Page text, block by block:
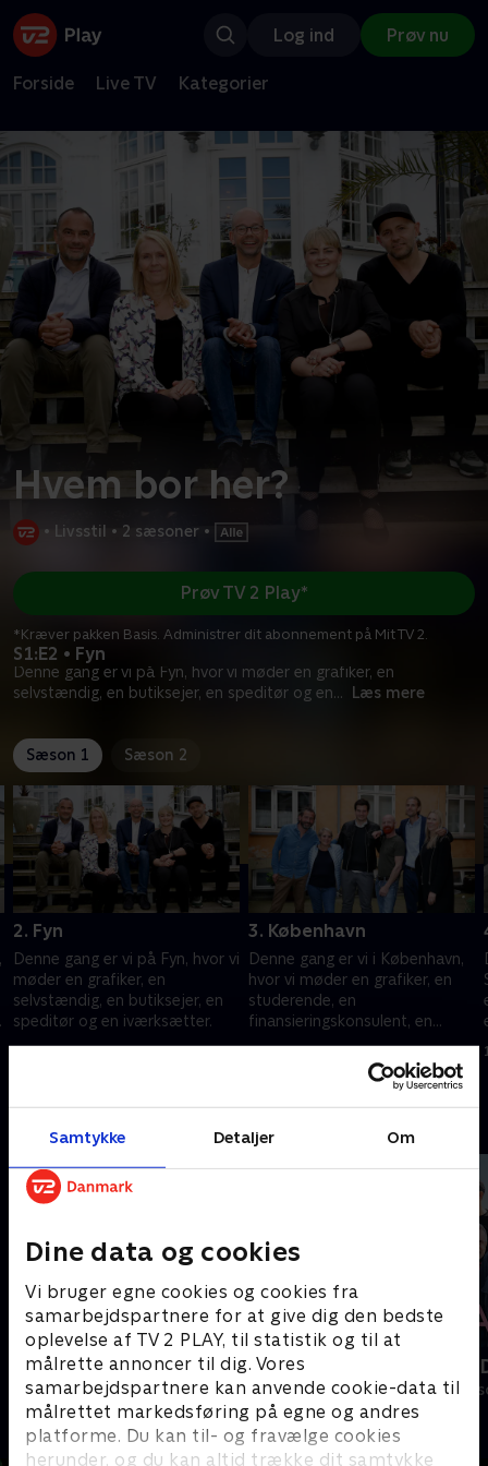
Samtykke Detaljer Om
Dine data og cookies
Vi bruger egne cookies og cookies fra
samarbejdspartnere for at give dig den bedste
oplevelse af TV 2 PLAY, til statistik og til at
målrette annoncer til dig. Vores
samarbejdspartnere kan anvende cookie-data til
målrettet markedsføring på egne og andres
platforme. Du kan til- og fravælge cookies
herunder, og du kan altid trække dit samtykke
Log ind Prøv nu
Forside Live TV Kategorier
Hvem bor her?
• Livsstil • 2 sæsoner •
S1:E2 • Fyn
Denne gang er vi på Fyn, hvor vi møder en grafiker, en
selvstændig, en butiksejer, en speditør og en... Læs mere
Prøv TV 2 Play*
*Kræver pakken Basis. Administrer dit abonnement på Mit TV 2.
Sæson 1 Sæson 2
2. Fyn
Denne gang er vi på Fyn, hvor vi
møder en grafiker, en
selvstændig, en butiksejer, en
speditør og en iværksætter.
24. april 2018 • 39 min
3. København
Denne gang er vi i København,
hvor vi møder en grafiker, en
studerende, en
finansieringskonsulent, en
investeringsrådgiver og en
1. maj 2018 • 39 min
Hjemme i Danmark
Livsstil • 1 sæsoner
Sæt pris på
Livsstil • 10